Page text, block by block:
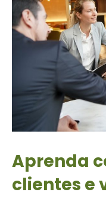
Aprenda
clientes e